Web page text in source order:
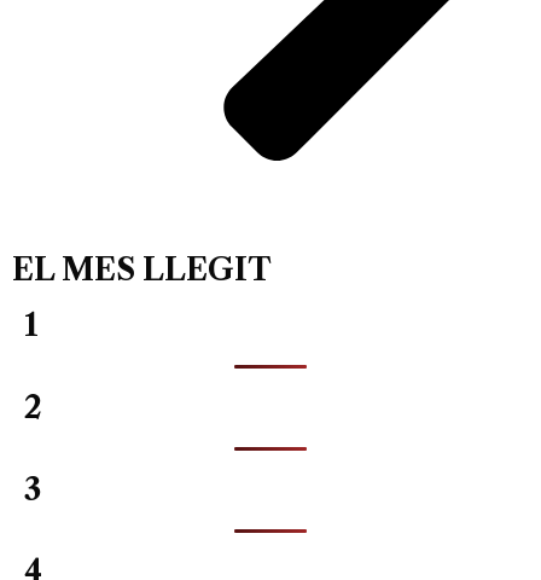
EL MES LLEGIT
1
2
3
4